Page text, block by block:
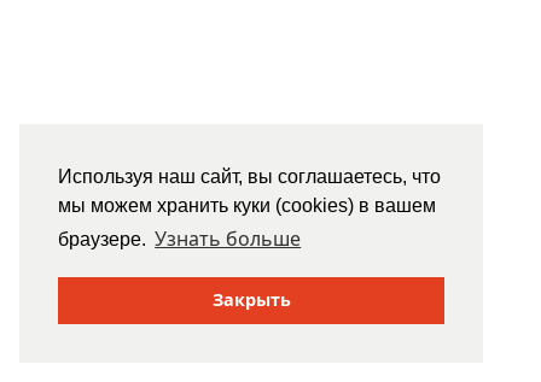
Используя наш сайт, вы соглашаетесь, что
мы можем хранить куки (cookies) в вашем
браузере. Узнать больше
Закрыть